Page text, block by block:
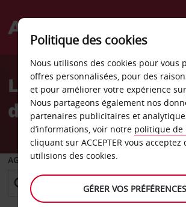
Welcome
AvisLocation de
d’El Azizia
AGENCE DE DÉPART
Politique des cookies
Nous utilisons des cookies pour vous
offres personnalisées, pour des
et pour améliorer votre expérience
Nous partageons également nos
partenaires publicitaires et
d’informations, voir notre politique de
cliquant sur ACCEPTER vous acceptez
utilisions des cookies.
GÉRER VOS PRÉFÉRENCES